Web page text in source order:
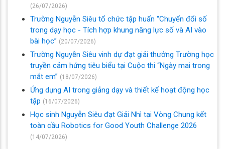
(26/07/2026)
Trường Nguyễn Siêu tổ chức tập huấn “Chuyển đổi số
trong dạy học - Tích hợp khung năng lực số và AI vào
bài học” (20/07/2026)
Trường Nguyễn Siêu vinh dự đạt giải thưởng Trường học
truyền cảm hứng tiêu biểu tại Cuộc thi “Ngày mai trong
mắt em” (18/07/2026)
Ứng dụng AI trong giảng dạy và thiết kế hoạt động học
tập (16/07/2026)
Học sinh Nguyễn Siêu đạt Giải Nhì tại Vòng Chung kết
toàn cầu Robotics for Good Youth Challenge 2026
(14/07/2026)